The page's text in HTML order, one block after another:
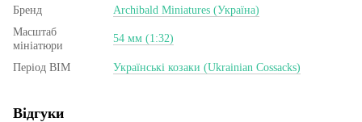
Бренд
Archibald Miniatures (Україна)
Масштаб
мініатюри
54 мм (1:32)
Період ВІМ Українські козаки (Ukrainian Cossacks)
Відгуки